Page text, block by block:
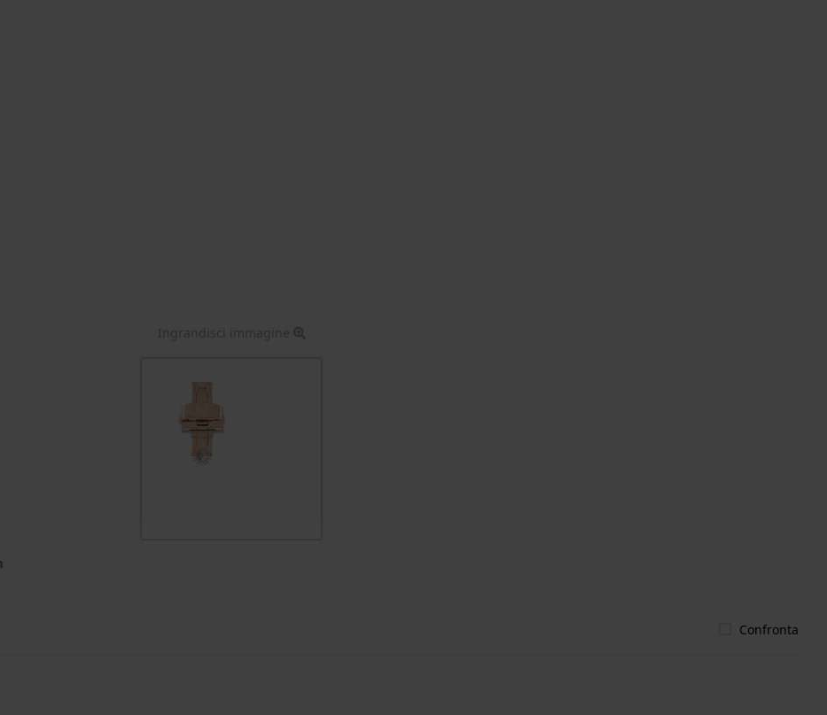
Ingrandisci immagine
Confronta